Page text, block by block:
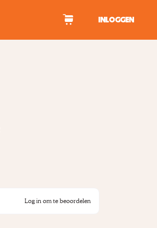
INLOGGEN
Log in om te beoordelen